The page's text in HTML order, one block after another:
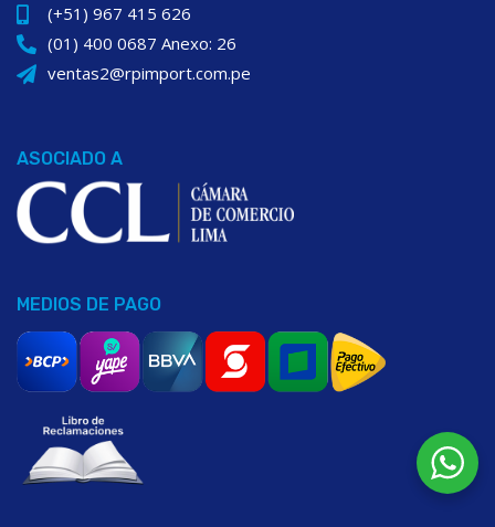
(+51) 967 415 626
(01) 400 0687 Anexo: 26
ventas2@rpimport.com.pe
ASOCIADO A
MEDIOS DE PAGO